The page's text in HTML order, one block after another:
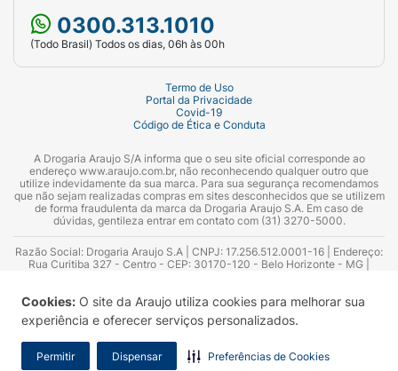
Cookies: O site da Araujo utiliza cookies para melhorar sua
experiência e oferecer serviços personalizados.
Permitir Dispensar Preferências de Cookies
0300.313.1010
(Todo Brasil) Todos os dias, 06h às 00h
Termo de Uso
Portal da Privacidade
Covid-19
Código de Ética e Conduta
A Drogaria Araujo S/A informa que o seu site oficial corresponde ao
endereço www.araujo.com.br, não reconhecendo qualquer outro que
utilize indevidamente da sua marca. Para sua segurança recomendamos
que não sejam realizadas compras em sites desconhecidos que se utilizem
de forma fraudulenta da marca da Drogaria Araujo S.A. Em caso de
dúvidas, gentileza entrar em contato com (31) 3270-5000.
Razão Social: Drogaria Araujo S.A | CNPJ: 17.256.512.0001-16 | Endereço:
Rua Curitiba 327 - Centro - CEP: 30170-120 - Belo Horizonte - MG |
Azevedo Guimarães – CRF 10.965 | Yasmin Silva Alvarenga – CRF 52.584 -
Consultor substituto: Thiago Aguiar Pinheiro - CRF Nº 13.748. Alvará
Sanitário: 2025020713 | Autorização de Funcionamento da Empresa (AFE):